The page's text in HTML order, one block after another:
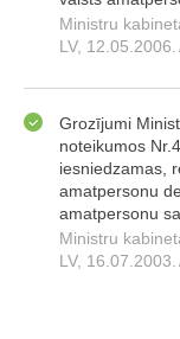
Ministru
LV, 12.05.2006.
Grozījumi
noteikumos
iesniedzamas,
amatpersonu
amatpersonu
Ministru
LV, 16.07.2003.